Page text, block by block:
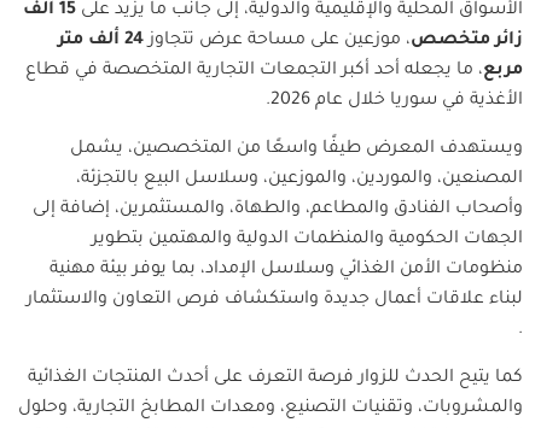
الأسواق المحلية والإقليمية والدولية، إلى جانب ما يزيد على 15 ألف
زائر متخصص، موزعين على مساحة عرض تتجاوز24 ألف متر
مربع، ما يجعله أحد أكبر التجمعات التجارية المتخصصة في قطاع
الأغذية في سوريا خلال عام 2026
.
ويستهدف المعرض طيفًا واسعًا من المتخصصين، يشمل
المصنعين، والموردين، والموزعين، وسلاسل البيع بالتجزئة،
وأصحاب الفنادق والمطاعم، والطهاة، والمستثمرين، إضافة إلى
الجهات الحكومية والمنظمات الدولية والمهتمين بتطوير
منظومات الأمن الغذائي وسلاسل الإمداد، بما يوفر بيئة مهنية
لبناء علاقات أعمال جديدة واستكشاف فرص التعاون والاستثمار
.
كما يتيح الحدث للزوار فرصة التعرف على أحدث المنتجات الغذائية
والمشروبات، وتقنيات التصنيع، ومعدات المطابخ التجارية، وحلول